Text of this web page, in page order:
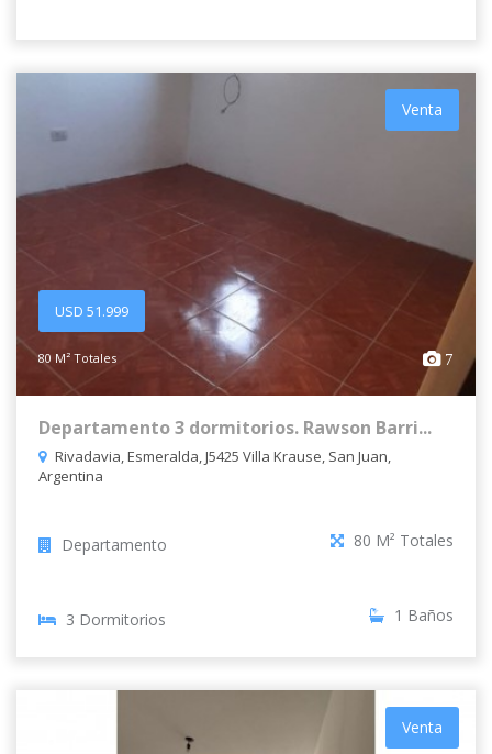
Venta
USD 51.999
80 M² Totales 7
Departamento 3 dormitorios. Rawson Barri...
Rivadavia, Esmeralda, J5425 Villa Krause, San Juan,
Argentina
Departamento 80 M² Totales
3 Dormitorios 1 Baños
Venta